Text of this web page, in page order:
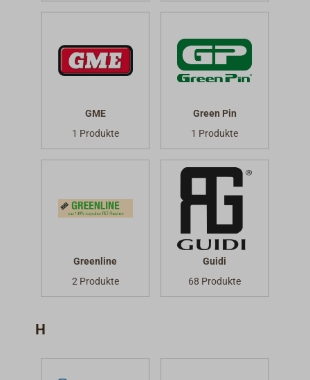
GME
1 Produkte
Green Pin
1 Produkte
Greenline
2 Produkte
Guidi
68 Produkte
H